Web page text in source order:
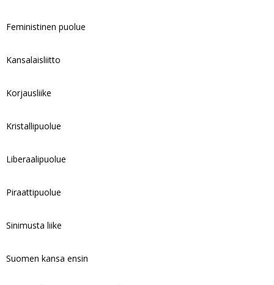
Feministinen puolue
Kansalaisliitto
Korjausliike
Kristallipuolue
Liberaalipuolue
Piraattipuolue
Sinimusta liike
Suomen kansa ensin